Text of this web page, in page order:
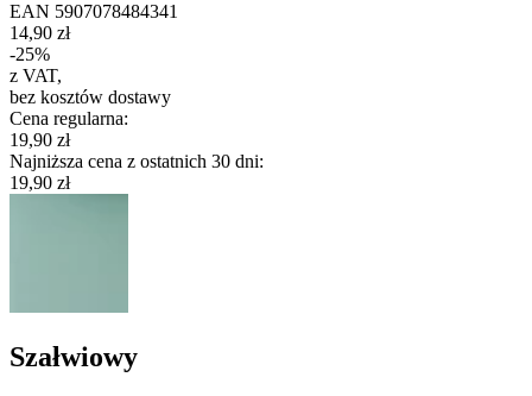
EAN 5907078484341
14,90 zł
-25%
z VAT,
bez kosztów dostawy
Cena regularna:
19,90 zł
Najniższa cena z ostatnich 30 dni:
19,90 zł
Szałwiowy